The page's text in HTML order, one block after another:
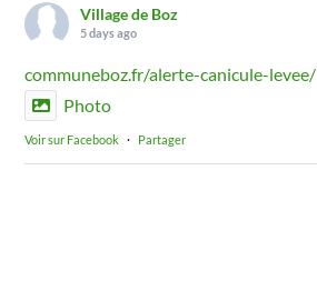
Village de Boz
5 days ago
communeboz.fr/alerte-canicule-levee/
Photo
Voir sur Facebook · Partager